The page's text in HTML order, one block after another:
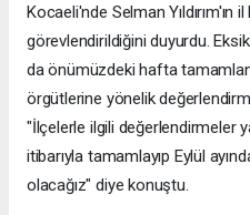
Kocaeli'nde Selman Yıldırım'ın
görevlendirildiğini duyurdu. Eksik
da önümüzdeki hafta
örgütlerine yönelik
"İlçelerle ilgili değerlendirmeler
itibarıyla tamamlayıp Eylül
olacağız" diye konuştu.